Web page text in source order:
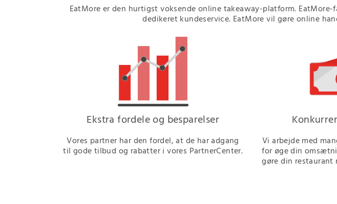
EatMore er den hurtigst voksende online takeaway-platform.
dedikeret kundeservice. EatMore vil gøre online
Ekstra fordele og besparelser
Vores partner har den fordel, at de har adgang
til gode tilbud og rabatter i vores PartnerCenter.
Vi arbejde med
for øge din
gøre din restaurant